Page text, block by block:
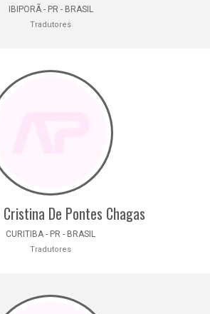
IBIPORÃ - PR - BRASIL
Tradutores
De Pontes Chagas
CURITIBA - PR - BRASIL
Tradutores